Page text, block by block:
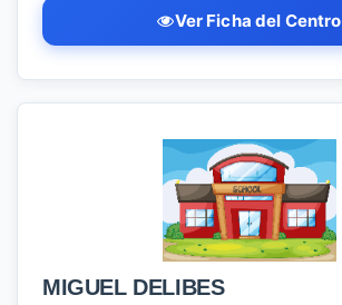
Ver Ficha del Centro
MIGUEL DELIBES